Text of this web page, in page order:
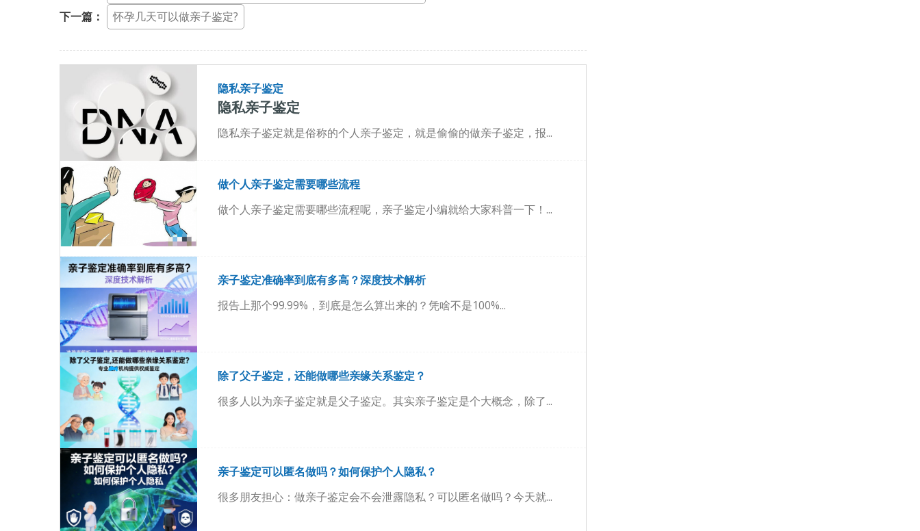
下一篇：
怀孕几天可以做亲子鉴定?
隐私亲子鉴定
隐私亲子鉴定
隐私亲子鉴定就是俗称的个人亲子鉴定，就是偷偷的做亲子鉴定，报...
做个人亲子鉴定需要哪些流程
做个人亲子鉴定需要哪些流程呢，亲子鉴定小编就给大家科普一下！...
亲子鉴定准确率到底有多高？深度技术解析
报告上那个99.99%，到底是怎么算出来的？凭啥不是100%...
除了父子鉴定，还能做哪些亲缘关系鉴定？
很多人以为亲子鉴定就是父子鉴定。其实亲子鉴定是个大概念，除了...
亲子鉴定可以匿名做吗？如何保护个人隐私？
很多朋友担心：做亲子鉴定会不会泄露隐私？可以匿名做吗？今天就...